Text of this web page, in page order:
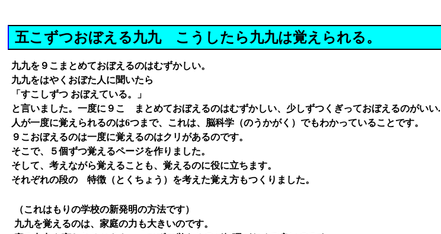
五こずつおぼえる九九 こうしたら九九は覚えられる。
九九を９こまとめておぼえるのはむずかしい。
九九をはやくおぼた人に聞いたら
「すこしずつ おぼえている。」
と言いました。一度に９こ まとめておぼえるのはむずかしい、少しずつくぎっておぼえるのがいい.
人が一度に覚えられるのは6つまで、これは、脳科学（のうかがく）でもわかっていることです。
９こおぼえるのは一度に覚えるのはクリがあるのです。
そこで、５個ずつ覚えるページを作りました。
そして、考えながら覚えることも、覚えるのに役に立ちます。
それぞれの段の 特徴（とくちょう）を考えた覚え方もつくりました。
（これはもりの学校の新発明の方法です）
九九を覚えるのは、家庭の力も大きいのです。